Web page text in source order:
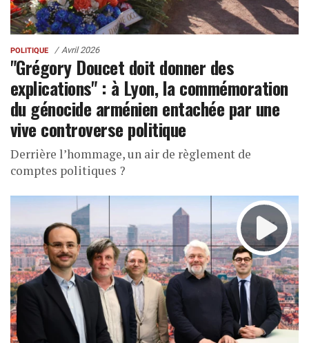
POLITIQUE Avril 2026
"Grégory Doucet doit donner des
explications" : à Lyon, la commémoration
du génocide arménien entachée par une
vive controverse politique
Derrière l’hommage, un air de règlement de
comptes politiques ?